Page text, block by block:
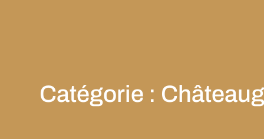
Catégorie :